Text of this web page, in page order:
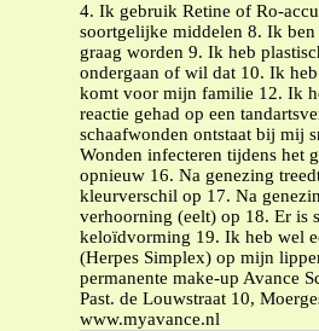
4. Ik gebruik Retine of Ro-
soortgelijke middelen 8. Ik
graag worden 9. Ik heb
ondergaan of wil dat 10. Ik
komt voor mijn familie 12. Ik
reactie gehad op een
schaafwonden ontstaat bij mij
Wonden infecteren tijdens het
opnieuw 16. Na genezing
kleurverschil op 17. Na
verhoorning (eelt) op 18. Er is
keloïdvorming 19. Ik heb wel
(Herpes Simplex) op mijn
permanente make-up Avance
Past. de Louwstraat 10,
www.myavance.nl